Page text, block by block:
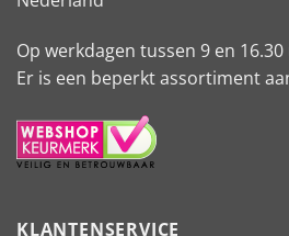
Op werkdagen tussen 9 en
Er is een beperkt assortiment
KLANTENSERVICE